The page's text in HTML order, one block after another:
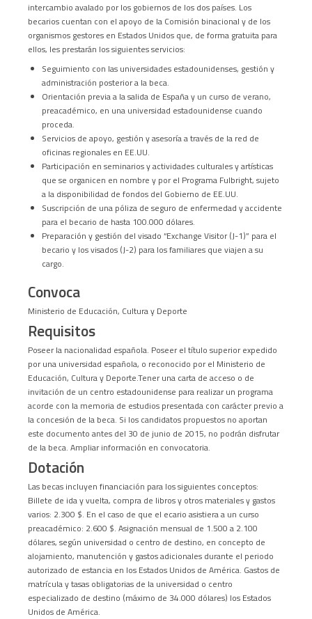
intercambio avalado por los gobiernos de los dos países. Los
becarios cuentan con el apoyo de la Comisión binacional y de los
organismos gestores en Estados Unidos que, de forma gratuita para
ellos, les prestarán los siguientes servicios:
Seguimiento con las universidades estadounidenses, gestión y
administración posterior a la beca.
Orientación previa a la salida de España y un curso de verano,
preacadémico, en una universidad estadounidense cuando
proceda.
Servicios de apoyo, gestión y asesoría a través de la red de
oficinas regionales en EE.UU.
Participación en seminarios y actividades culturales y artísticas
que se organicen en nombre y por el Programa Fulbright, sujeto
a la disponibilidad de fondos del Gobierno de EE.UU.
Suscripción de una póliza de seguro de enfermedad y accidente
para el becario de hasta 100.000 dólares.
Preparación y gestión del visado “Exchange Visitor (J-1)” para el
becario y los visados (J-2) para los familiares que viajen a su
cargo.
Convoca
Ministerio de Educación, Cultura y Deporte
Requisitos
Poseer la nacionalidad española. Poseer el título superior expedido
por una universidad española, o reconocido por el Ministerio de
Educación, Cultura y Deporte.Tener una carta de acceso o de
invitación de un centro estadounidense para realizar un programa
acorde con la memoria de estudios presentada con carácter previo a
la concesión de la beca. Si los candidatos propuestos no aportan
este documento antes del 30 de junio de 2015, no podrán disfrutar
de la beca. Ampliar información en convocatoria.
Dotación
Las becas incluyen financiación para los siguientes conceptos:
Billete de ida y vuelta, compra de libros y otros materiales y gastos
varios: 2.300 $. En el caso de que el ecario asistiera a un curso
preacadémico: 2.600 $. Asignación mensual de 1.500 a 2.100
dólares, según universidad o centro de destino, en concepto de
alojamiento, manutención y gastos adicionales durante el periodo
autorizado de estancia en los Estados Unidos de América. Gastos de
matrícula y tasas obligatorias de la universidad o centro
especializado de destino (máximo de 34.000 dólares) los Estados
Unidos de América.